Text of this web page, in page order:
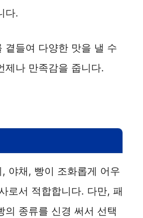
다.
곁들여 다양한 맛을 낼 수
제나 만족감을 줍니다.
야채, 빵이 조화롭게 어우
로서 적합합니다. 다만, 패
의 종류를 신경 써서 선택